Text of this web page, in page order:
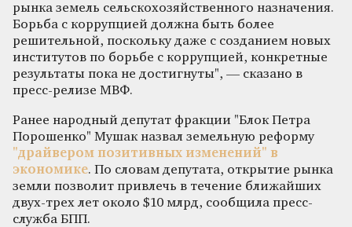
рынка земель сельскохозяйственного назначения.
Борьба с коррупцией должна быть более
решительной, поскольку даже с созданием новых
институтов по борьбе с коррупцией, конкретные
результаты пока не достигнуты", — сказано в
пресс-релизе МВФ.
Ранее народный депутат фракции "Блок Петра
Порошенко" Мушак назвал земельную реформу
"драйвером позитивных изменений" в
экономике. По словам депутата, открытие рынка
земли позволит привлечь в течение ближайших
двух-трех лет около $10 млрд, сообщила пресс-
служба БПП.